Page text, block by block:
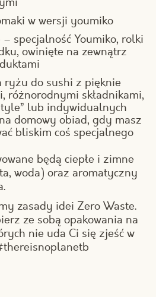
w wersji youmiko
specjalność Youmiko, rolki
owinięte na zewnątrz
ryżu do sushi z pięknie
różnorodnymi składnikami,
lub indywidualnych
domowy obiad, gdy masz
bliskim coś specjalnego
będą ciepłe i zimne
woda) oraz aromatyczny
zasady idei Zero Waste.
ze sobą opakowania na
nie uda Ci się zjeść w